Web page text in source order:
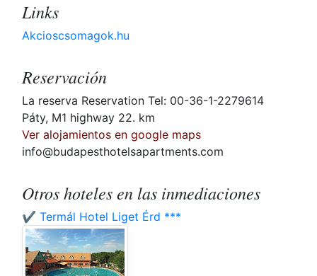
Links
Akcioscsomagok.hu
Reservación
La reserva Reservation Tel: 00-36-1-2279614
Páty, M1 highway 22. km
Ver alojamientos en google maps
info@budapesthotelsapartments.com
Otros hoteles en las inmediaciones
✔️ Termál Hotel Liget Érd ***